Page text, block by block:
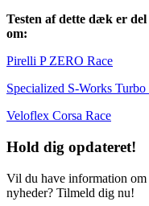
Testen af dette dæk er
om:
Pirelli P ZERO Race
Specialized S-Works Turbo
Veloflex Corsa Race
Hold dig opdateret!
Vil du have information om
nyheder? Tilmeld dig nu!